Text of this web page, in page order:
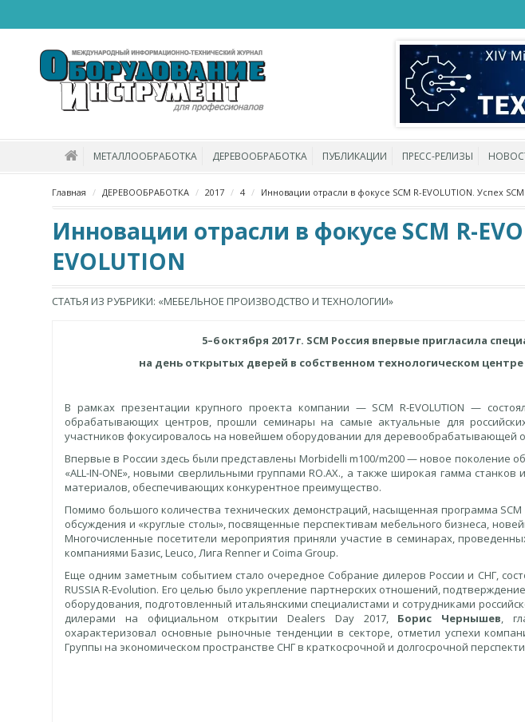
МЕТАЛЛООБРАБОТКА ДЕРЕВООБРАБОТКА ПУБЛИКАЦИИ ПРЕСС-РЕЛИЗЫ
Главная ДЕРЕВООБРАБОТКА 2017 4 Инновации отрасли в фокусе SCM R-EVOLUTION. Успех SCM
Инновации отрасли в фокусе SCM R-
EVOLUTION
СТАТЬЯ ИЗ РУБРИКИ: «МЕБЕЛЬНОЕ ПРОИЗВОДСТВО И ТЕХНОЛОГИИ»
5–6 октября 2017 г. SCM Россия впервые пригласила
на день открытых дверей в собственном технологическом
В рамках презентации крупного проекта компании — SCM R-EVOLUTION —
обрабатывающих центров, прошли семинары на самые актуальные для
участников фокусировалось на новейшем оборудовании для дерево­обрабатывающей
Впервые в России здесь были представлены Morbidelli m100/m200 — новое поколение
«ALL-IN-ONE», новыми сверлильными группами RO.AX., а также широкая гамма
материалов, обеспечивающих конкурентное преимущество.
Помимо большого количества технических демонстраций, насыщенная программа SCM
обсуждения и «круглые столы», посвященные перспективам мебельного бизнеса,
Многочисленные посетители мероприятия приняли участие в семинарах,
компаниями Базис, Leuco, Лига Renner и Coima Group.
Еще одним заметным событием стало очередное Собрание дилеров России и СНГ,
RUSSIA R-Evolution. Его целью было укрепление партнерских отношений,
оборудования, подготовленный итальянскими специалистами и сотрудниками
дилерами на официальном открытии Dealers Day 2017, Борис Чернышев,
охарактеризовал основные рыночные тенденции в секторе, отметил успехи
Группы на экономическом пространстве СНГ в краткосрочной и долгосрочной